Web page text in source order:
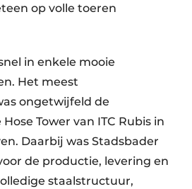
op volle toeren
in enkele mooie
Het meest
ongetwijfeld de
Tower van ITC Rubis in
Daarbij was Stadsbader
de productie, levering en
staalstructuur,